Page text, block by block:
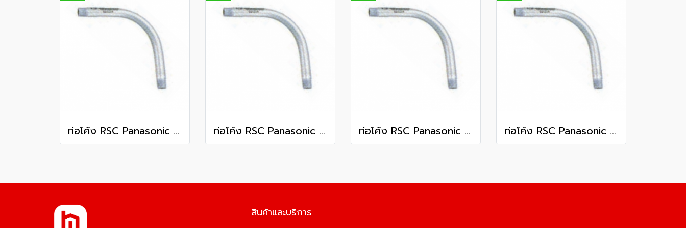
ท่อโค้ง RSC Panasonic 4 นิ้ว ท่อโค้ง RSC Panasonic 2 1/2 นิ้ว ท่อโค้ง RSC Panasonic 3 นิ้ว ท่อโค้ง RSC Panasonic 3 1/2 นิ้ว
สินค้าและบริการ